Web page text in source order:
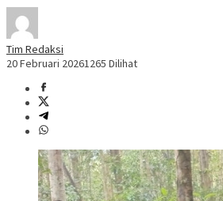
Tim Redaksi
20 Februari 20261265 Dilihat